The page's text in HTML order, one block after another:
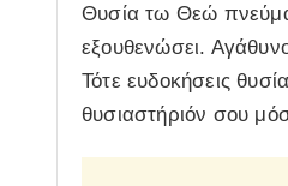
Θυσία τω Θεώ πνεύμα
εξουθενώσει.
Τότε ευδοκήσεις
θυσιαστήριόν σου